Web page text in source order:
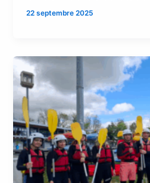
22 septembre 2025